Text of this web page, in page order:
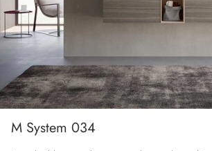
M System 034